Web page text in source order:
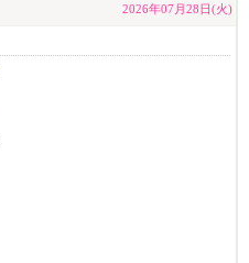
2026年07月28日(火)